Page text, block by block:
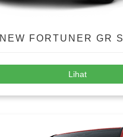
NEW FORTUNER GR
Lihat